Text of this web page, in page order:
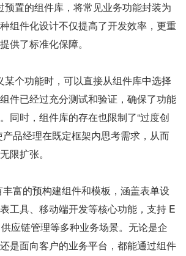
组件化设计不仅提高了开发效率，更重
供了标准化保障。
件已经过充分测试和验证，确保了功能
同时，组件库的存在也限制了“过度创
产品经理在既定框架内思考需求，从而
限扩张。
工具、移动端开发等核心功能，支持 E
应链管理等多种业务场景。无论是企
是面向客户的业务平台，都能通过组件